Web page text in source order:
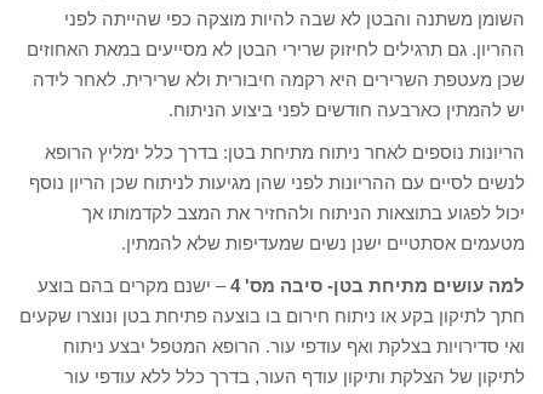
השומן משתנה והבטן לא שבה להיות מוצקה כפי שהייתה לפני
ההריון. גם תרגילים לחיזוק שרירי הבטן לא מסייעים במאת האחוזים
שכן מעטפת השרירים היא רקמה חיבורית ולא שרירית. לאחר לידה
יש להמתין כארבעה חודשים לפני ביצוע הניתוח.
הריונות נוספים לאחר ניתוח מתיחת בטן: בדרך כלל ימליץ הרופא
לנשים לסיים עם ההריונות לפני שהן מגיעות לניתוח שכן הריון נוסף
יכול לפגוע בתוצאות הניתוח ולהחזיר את המצב לקדמותו אך
מטעמים אסתטיים ישנן נשים שמעדיפות שלא להמתין.
למה עושים מתיחת בטן- סיבה מס' 4
– ישנם מקרים בהם בוצע
חתך לתיקון בקע או ניתוח חירום בו בוצעה פתיחת בטן ונוצרו שקעים
ואי סדירויות בצלקת ואף עודפי עור. הרופא המטפל יבצע ניתוח
לתיקון של הצלקת ותיקון עודף העור, בדרך כלל ללא עודפי עור